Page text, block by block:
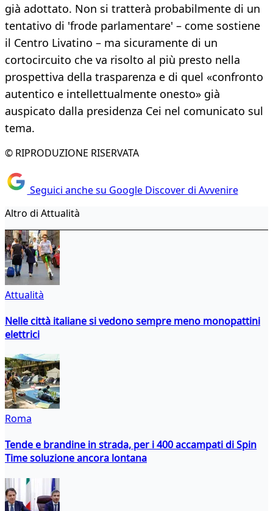
già adottato. Non si tratterà probabilmente di un
tentativo di 'frode parlamentare' – come sostiene
il Centro Livatino – ma sicuramente di un
cortocircuito che va risolto al più presto nella
prospettiva della trasparenza e di quel «confronto
autentico e intellettualmente onesto» già
auspicato dalla presidenza Cei nel comunicato sul
tema.
© RIPRODUZIONE RISERVATA
Seguici anche su Google Discover di Avvenire
Altro di Attualità
Attualità
Nelle città italiane si vedono sempre meno monopattini
elettrici
Roma
Tende e brandine in strada, per i 400 accampati di Spin
Time soluzione ancora lontana